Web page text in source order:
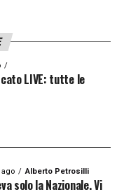
LIVE: tutte le
Alberto Petrosilli
solo la Nazionale. Vi